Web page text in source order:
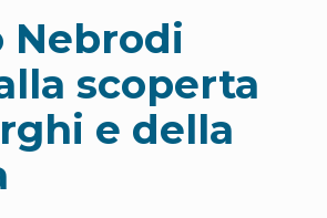
Nebrodi
scoperta
e della